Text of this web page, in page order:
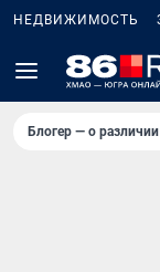
НЕДВИЖИМОСТЬ
Блогер — о